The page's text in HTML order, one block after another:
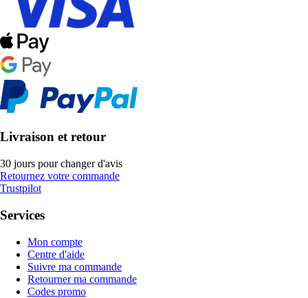
Livraison et retour
30 jours pour changer d'avis
Retournez votre commande
Trustpilot
Services
Mon compte
Centre d'aide
Suivre ma commande
Retourner ma commande
Codes promo